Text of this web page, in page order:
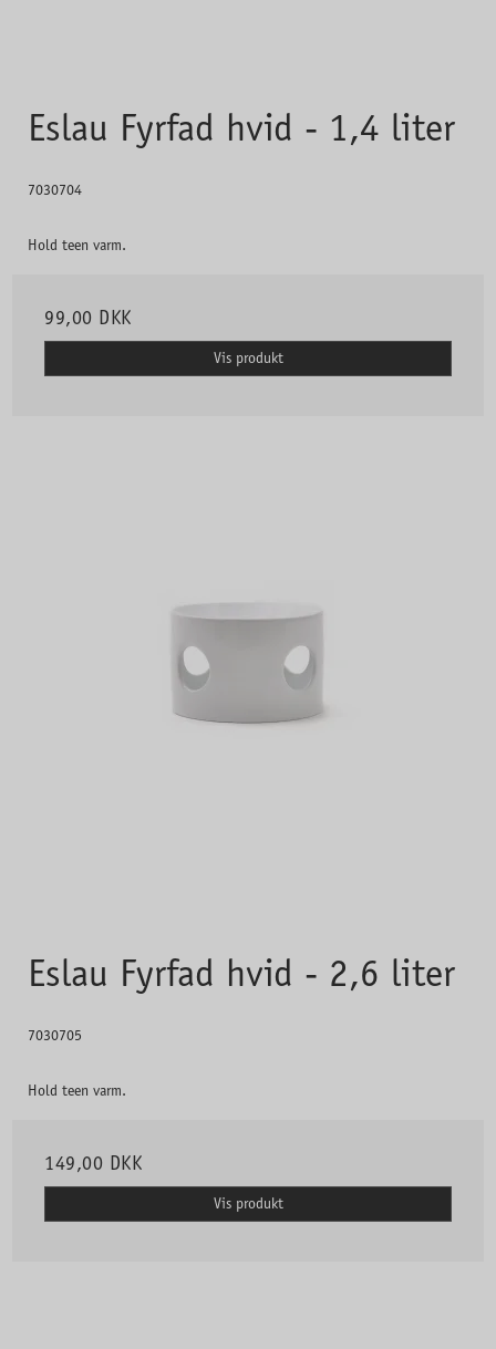
Eslau Fyrfad hvid - 1,4 liter
7030704
Hold teen varm.
99,00 DKK
Vis produkt
Eslau Fyrfad hvid - 2,6 liter
7030705
Hold teen varm.
149,00 DKK
Vis produkt